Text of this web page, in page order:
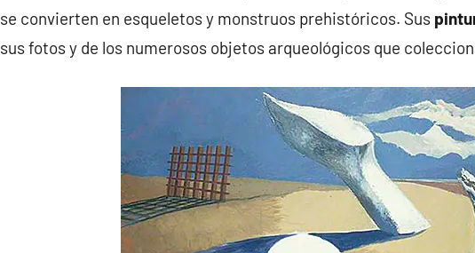
se convierten en esqueletos y monstruos prehistóricos. Sus
sus fotos y de los numerosos objetos arqueológicos que